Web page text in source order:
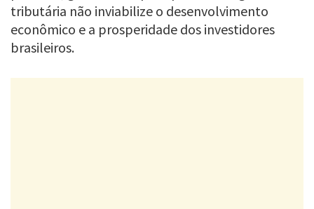
tributária não inviabilize o desenvolvimento
econômico e a prosperidade dos investidores
brasileiros.